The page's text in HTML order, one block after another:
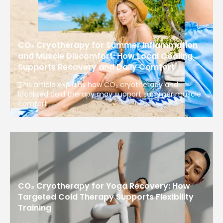
CO₂ Cryotherapy for Summer Inflammation
and Muscle Discomfort: How Local Cooling
Supports Recovery and Daily Comfort
This article explains how CO₂ cryotherapy and
localized cold therapy may support summer muscle
comfort
CO₂ Cryotherapy for Yoga Recovery: How
Targeted Cold Therapy Supports Flexibility
Training